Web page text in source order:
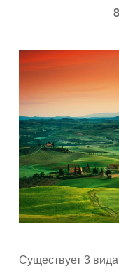
Существует 3